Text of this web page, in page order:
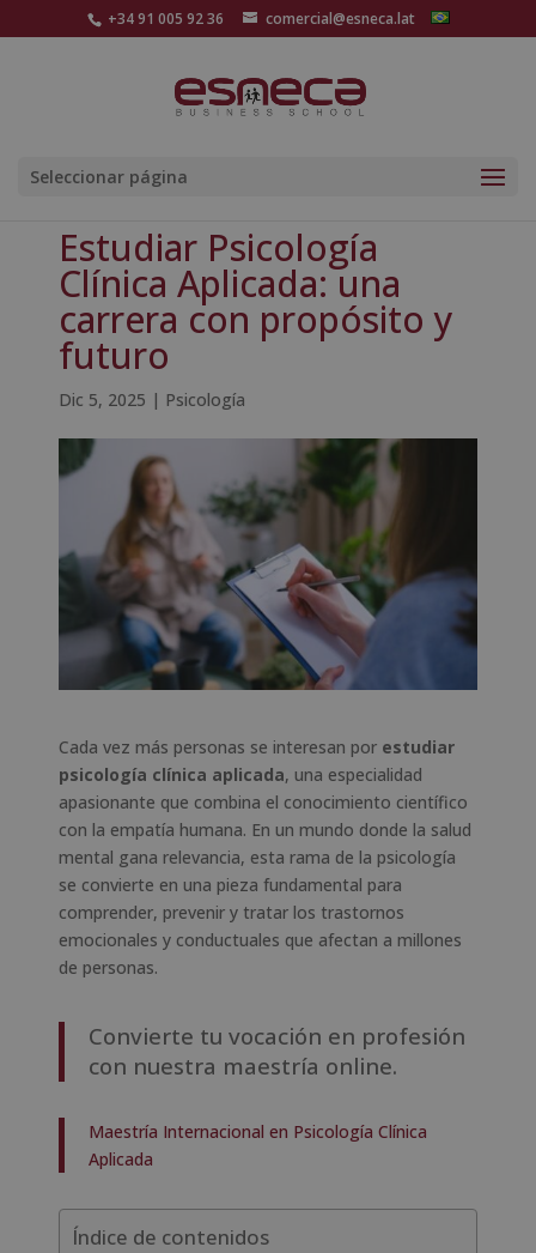
+34 91 005 92 36 comercial@esneca.lat
Seleccionar página
Estudiar Psicología
Clínica Aplicada: una
carrera con propósito y
futuro
Dic 5, 2025 | Psicología
Cada vez más personas se interesan por estudiar
psicología clínica aplicada, una especialidad
apasionante que combina el conocimiento científico
con la empatía humana. En un mundo donde la salud
mental gana relevancia, esta rama de la psicología
se convierte en una pieza fundamental para
comprender, prevenir y tratar los trastornos
emocionales y conductuales que afectan a millones
de personas.
Convierte tu vocación en profesión
con nuestra maestría online.
Maestría Internacional en Psicología Clínica
Aplicada
Índice de contenidos